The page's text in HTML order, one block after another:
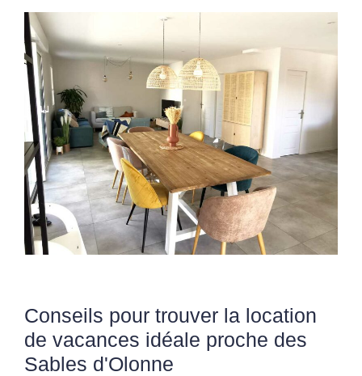
Conseils pour trouver la location
de vacances idéale proche des
Sables d'Olonne